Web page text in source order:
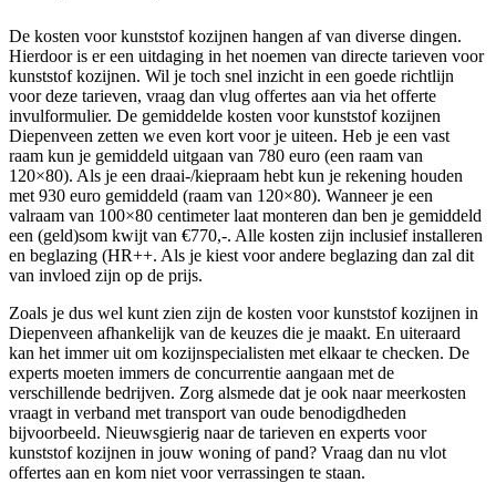
De kosten voor kunststof kozijnen hangen af van diverse dingen.
Hierdoor is er een uitdaging in het noemen van directe tarieven voor
kunststof kozijnen. Wil je toch snel inzicht in een goede richtlijn
voor deze tarieven, vraag dan vlug offertes aan via het offerte
invulformulier. De gemiddelde kosten voor kunststof kozijnen
Diepenveen zetten we even kort voor je uiteen. Heb je een vast
raam kun je gemiddeld uitgaan van 780 euro (een raam van
120×80). Als je een draai-/kiepraam hebt kun je rekening houden
met 930 euro gemiddeld (raam van 120×80). Wanneer je een
valraam van 100×80 centimeter laat monteren dan ben je gemiddeld
een (geld)som kwijt van €770,-. Alle kosten zijn inclusief installeren
en beglazing (HR++. Als je kiest voor andere beglazing dan zal dit
van invloed zijn op de prijs.
Zoals je dus wel kunt zien zijn de kosten voor kunststof kozijnen in
Diepenveen afhankelijk van de keuzes die je maakt. En uiteraard
kan het immer uit om kozijnspecialisten met elkaar te checken. De
experts moeten immers de concurrentie aangaan met de
verschillende bedrijven. Zorg alsmede dat je ook naar meerkosten
vraagt in verband met transport van oude benodigdheden
bijvoorbeeld. Nieuwsgierig naar de tarieven en experts voor
kunststof kozijnen in jouw woning of pand? Vraag dan nu vlot
offertes aan en kom niet voor verrassingen te staan.